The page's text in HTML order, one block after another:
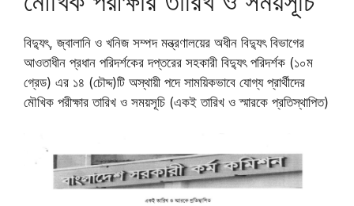
বিদ্যুৎ, জ্বালানি ও খনিজ সম্পদ মন্ত্রণালয়ের অধীন বিদ্যুৎ বিভাগের
আওতাধীন প্রধান পরিদর্শকের দপ্তরের সহকারী বিদ্যুৎ পরিদর্শক (১০ম
গ্রেড) এর ১৪ (চৌদ্দ)টি অস্থায়ী পদে সাময়িকভাবে যোগ্য প্রার্থীদের
মৌখিক পরীক্ষার তারিখ ও সময়সূচি (একই তারিখ ও স্মারকে প্রতিস্থাপিত)